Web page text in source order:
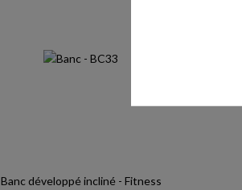
Banc développé incliné - Fitness